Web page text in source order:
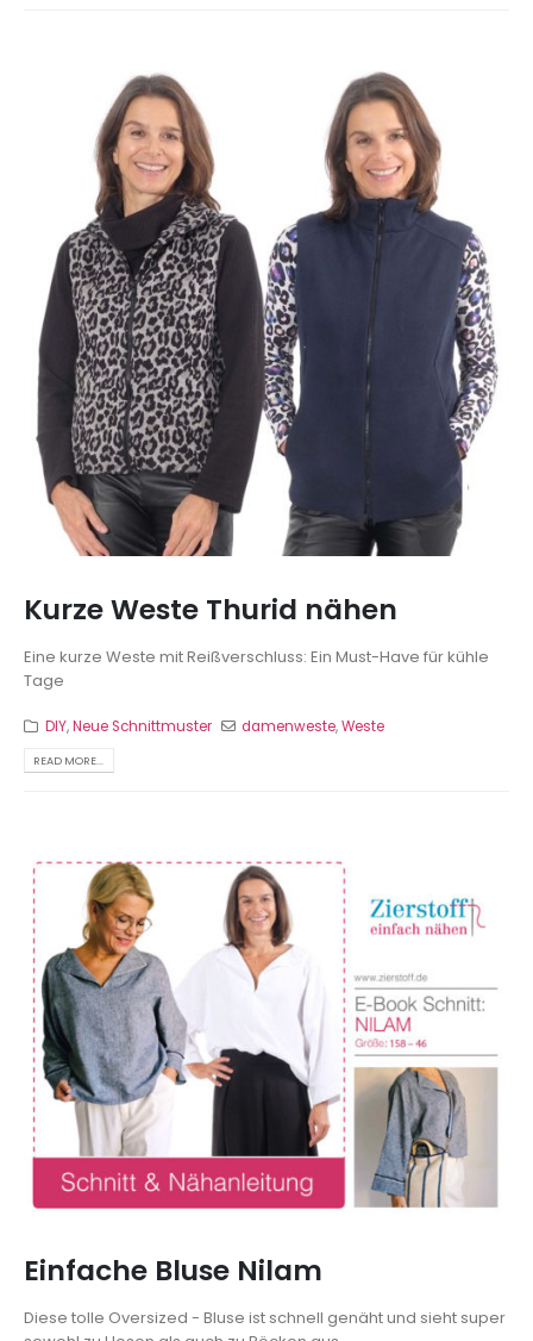
Kurze Weste Thurid nähen
Eine kurze Weste mit Reißverschluss: Ein Must-Have für kühle
Tage
DIY,Neue Schnittmuster damenweste,Weste
READ MORE...
Einfache Bluse Nilam
Diese tolle Oversized - Bluse ist schnell genäht und sieht super